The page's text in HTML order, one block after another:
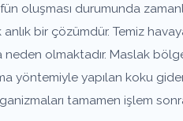
oluşması durumunda
bir çözümdür. Temiz
neden olmaktadır. Maslak
yöntemiyle yapılan koku
tamamen işlem